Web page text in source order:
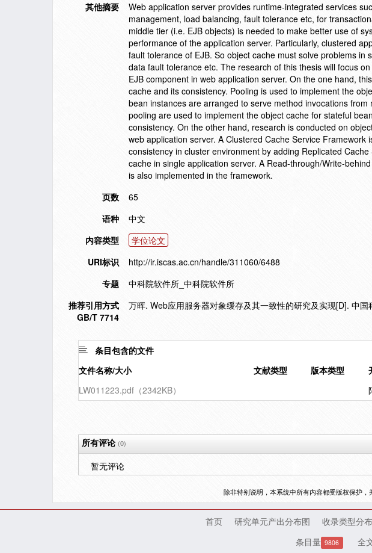
其他摘要
Web application server provides runtime-integrated services
management, load balancing, fault tolerance etc, for
middle tier (i.e. EJB objects) is needed to make better use of
performance of the application server. Particularly, clustered
fault tolerance of EJB. So object cache must solve problems in
data fault tolerance etc. The research of this thesis will focus
EJB component in web application server. On the one hand,
cache and its consistency. Pooling is used to implement the
bean instances are arranged to serve method invocations
pooling are used to implement the object cache for stateful
consistency. On the other hand, research is conducted on
web application server. A Clustered Cache Service
consistency in cluster environment by adding Replicated
cache in single application server. A Read-through/Write-
is also implemented in the framework.
页数
65
语种
中文
内容类型
学位论文
URI标识
http://ir.iscas.ac.cn/handle/311060/6488
专题
中科院软件所_中科院软件所
推荐引用方式
GB/T 7714
万晖. Web应用服务器对象缓存及其一致性的研究及实现[D]. 中
条目包含的文件
文件名称/大小
文献类型 版本类型
LW011223.pdf（2342KB）
所有评论(0)
暂无评论
除非特别说明，本系统中所有内容都受版权保护，
首页 研究单元产出分布图 收录类型分
条目量 9806 全